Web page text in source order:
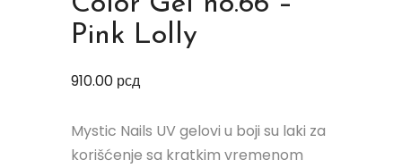
Pink Lolly
910.00 рсд
Mystic Nails UV gelovi u boji su laki za
korišćenje sa kratkim vremenom